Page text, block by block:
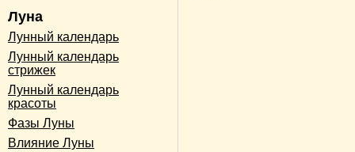
Луна
Лунный календарь
Лунный календарь
стрижек
Лунный календарь
красоты
Фазы Луны
Влияние Луны